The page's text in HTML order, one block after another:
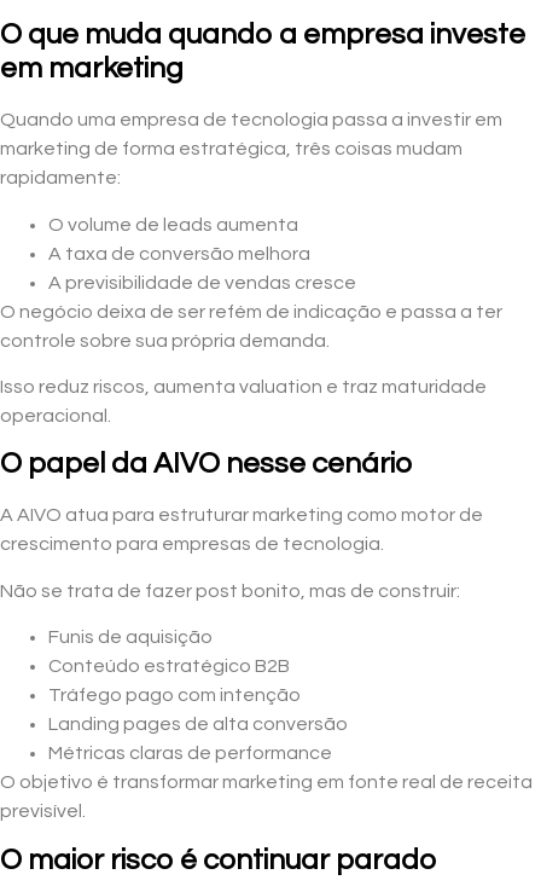
O que muda quando a empresa investe
em marketing
Quando uma empresa de tecnologia passa a investir em
marketing de forma estratégica, três coisas mudam
rapidamente:
O volume de leads aumenta
A taxa de conversão melhora
A previsibilidade de vendas cresce
O negócio deixa de ser refém de indicação e passa a ter
controle sobre sua própria demanda.
Isso reduz riscos, aumenta valuation e traz maturidade
operacional.
O papel da AIVO nesse cenário
A AIVO atua para estruturar marketing como motor de
crescimento para empresas de tecnologia.
Não se trata de fazer post bonito, mas de construir:
Funis de aquisição
Conteúdo estratégico B2B
Tráfego pago com intenção
Landing pages de alta conversão
Métricas claras de performance
O objetivo é transformar marketing em fonte real de receita
previsível.
O maior risco é continuar parado